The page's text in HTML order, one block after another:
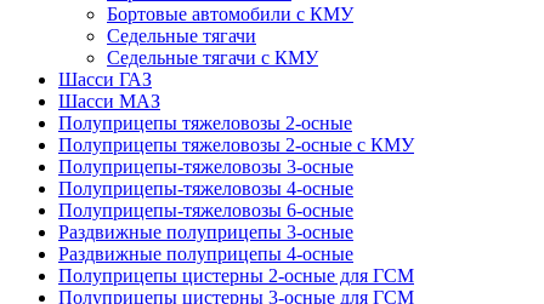
Бортовые автомобили с КМУ
Седельные тягачи
Седельные тягачи с КМУ
Шасси ГАЗ
Шасси МАЗ
Полуприцепы тяжеловозы 2-осные
Полуприцепы тяжеловозы 2-осные с КМУ
Полуприцепы-тяжеловозы 3-осные
Полуприцепы-тяжеловозы 4-осные
Полуприцепы-тяжеловозы 6-осные
Раздвижные полуприцепы 3-осные
Раздвижные полуприцепы 4-осные
Полуприцепы цистерны 2-осные для ГСМ
Полуприцепы цистерны 3-осные для ГСМ